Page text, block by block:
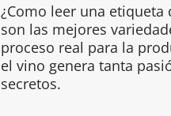
¿Como leer una etiqueta
son las mejores
proceso real para la
el vino genera tanta
secretos.